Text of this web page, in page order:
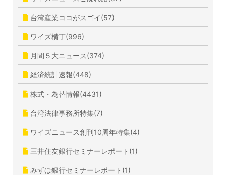
台湾産業ココがスゴイ(57)
ワイズ横丁(996)
月間５大ニュース(374)
経済統計速報(448)
株式・為替情報(4431)
台湾法律事務所特集(7)
ワイズニュース創刊10周年特集(4)
三井住友銀行セミナーレポート(1)
みずほ銀行セミナーレポート(1)